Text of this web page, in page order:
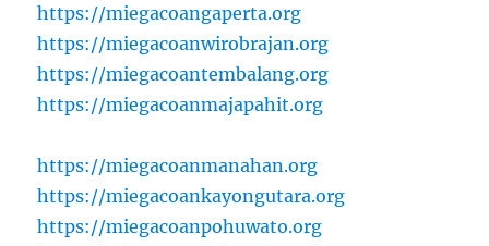
https://miegacoangaperta.org
https://miegacoanwirobrajan.org
https://miegacoantembalang.org
https://miegacoanmajapahit.org
https://miegacoanmanahan.org
https://miegacoankayongutara.org
https://miegacoanpohuwato.org